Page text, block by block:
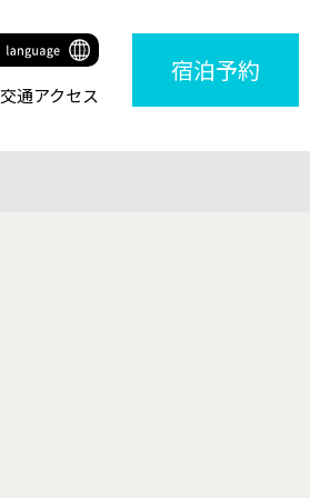
交通アクセス
宿泊予約